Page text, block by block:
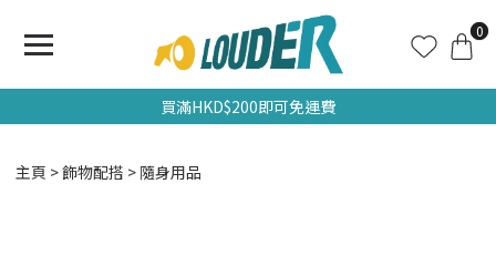
0
買滿HKD$200即可免運費
主頁 飾物配搭 隨身用品